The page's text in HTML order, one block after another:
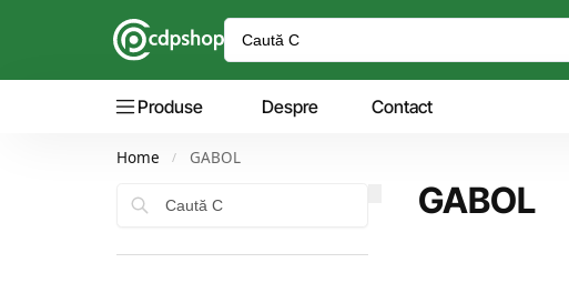
Produse Despre Contact
Home / GABOL
GABOL